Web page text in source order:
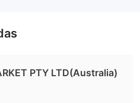
PTY LTD(Australia)